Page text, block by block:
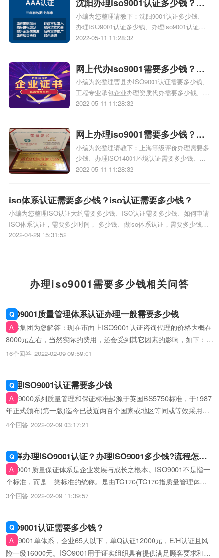
沈阳办理iso9001认证多少钱？
iso9001认证办理多少钱？
小编为您整理请教下：沈阳9001认证多少钱、
办理ISO9001认证多少钱、办理iso9001认证要
多少钱、请教下：济南9001认证多少钱、问一
2022-05-11 11:28:32
网上代办iso9001需要多少钱？曹
县办理iso9001rz对企业的益处？
小编为您整理曹县办​ISO9001认证需要多少钱、
工程专业承包企业办理资质代办需要多少钱、代
办企业资质，找代办公司一般要多少钱、企业资
2022-05-11 11:28:32
网上办理iso9001需要多少钱？上
海办理iso9001需要多少钱？
小编为您整理请教下：上海等级评价办理需要多
少钱、办理ISO14001环境认证需要多少钱、青
岛iso9001质量管理体系需要多少钱办理、
系认证知识，详情可查看下方正文！
2022-05-11 11:28:32
iso体系认证需要多少钱？iso认证需要多少钱？
小编为您整理ISO认证大约需要多少钱、ISO认证需要多少钱、如何申请
ISO体系认证，需要多少时间， 多少钱、做iso体系认证，需要多少钱，
怎么认证、iso体系认证多少钱相关iso体系认证知识，详情可查看下方正
2022-04-29 15:31:52
办理iso9001需要多少钱相关问答
ISO9001质量管理体系认证办理一般需要多少钱
贯标集团为您解答：现在市面上ISO9001认证咨询代理的价格大概在
8000元左右，当然实际的费用，还会受到其它因素的影响，如下：首
先就是人员的数量，认证公司在进行认证的时候需要根据公司人员数
16个回答 2022-02-09 09:59:01
办理ISO9001认证需要多少钱
ISO9000系列质量管理和保证标准起源于英国BS5750标准，于1987
年正式颁布(第一版)迄今已被近两百个国家或地区等同或等效采用。
ISO9000标准的贯彻、推行以及ISO9000质量体系认证的发展为提高
4个回答 2022-02-09 03:17:21
怎样办理ISO9001认证？办理ISO9001多少钱?流程怎
样？
SO9001质量保证体系是企业发展与成长之根本。ISO9001不是指一
个标准，而是一类标准的统称。是由TC176(TC176指质量管理体系
技术委员会)制定的所有国际标准，是ISO12000多个标准中最畅销、
3个回答 2022-02-09 11:39:57
ISO9001认证需要多少钱？
ISO9001单体系，企业65人以下，单Q认证12000元，E/H认证且风
险一级16000元。ISO9001用于证实组织具有提供满足顾客要求和适